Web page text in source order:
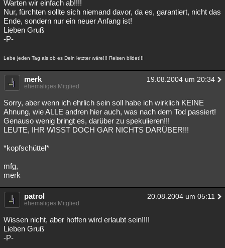
Warten wir einfach ab!!!!
Nur, fürchten sollte sich niemand davor, da es, garantiert, nicht das
Ende, sondern nur ein neuer Anfang ist!
Lieben Gruß
-P-
Lebe jeden Tag als ob es Dein letzter wäre!!! Reisen bildet!!!
merk 19.08.2004 um 20:34
ehemaliges Mitglied
Sorry, aber wenn ich ehrlich sein soll habe ich wirklich KEINE
Ahnung, wie ALLE andren hier auch, was nach dem Tod passiert!
Genauso wenig bringt es, darüber zu spekulieren!!!
LEUTE, IHR WISST DOCH GAR NICHTS DARÜBER!!!
*kopfschüttel*
mfg,
merk
patrol 20.08.2004 um 05:11
ehemaliges Mitglied
Wissen nicht, aber hoffen wird erlaubt sein!!!!
Lieben Gruß
-P-